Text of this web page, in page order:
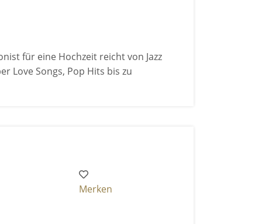
für eine Hochzeit reicht von Jazz
Love Songs, Pop Hits bis zu
Merken